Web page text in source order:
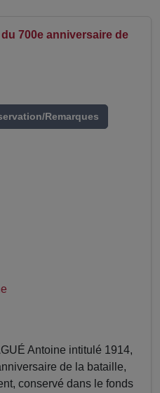
700e anniversaire de
Remarques
Antoine intitulé 1914,
de la bataille,
conservé dans le fonds